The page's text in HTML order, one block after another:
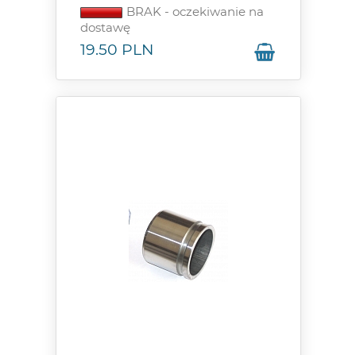
BRAK - oczekiwanie na
dostawę
19.50 PLN